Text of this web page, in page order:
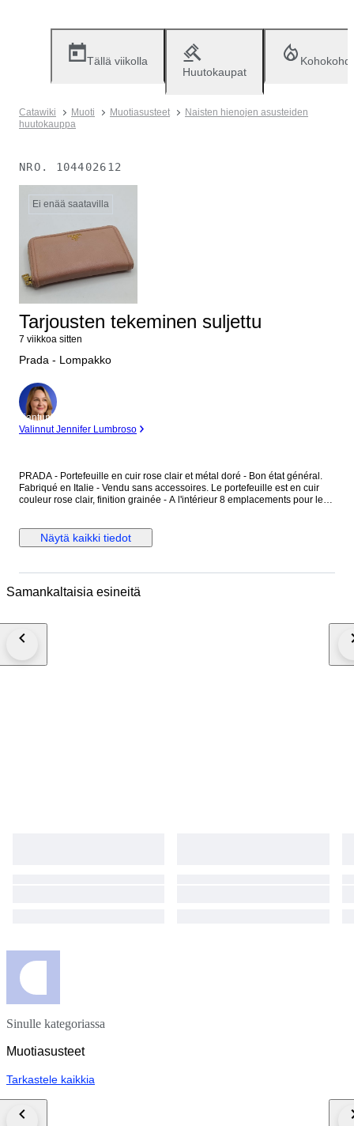
Tällä viikolla
Huutokaupat
Catawiki Muoti Muotiasusteet
Naisten hienojen asusteiden
huutokauppa
NRO. 104402612
Ei enää saatavilla
Tarjousten tekeminen suljettu
7 viikkoa sitten
Prada - Lompakko
asiantuntija
Valinnut Jennifer Lumbroso
PRADA - Portefeuille en cuir rose clair et métal doré - Bon état général.
Fabriqué en Italie - Vendu sans accessoires. Le portefeuille est en cuir
couleur rose clair, finition grainée - A l'intérieur 8 emplacements pour les
portefeuille. Dimensions : Hauteur 11 cm - Largeur 19 cm - Epaisseur
fermé 2,9 cm - Epaisseur ouvert 11 cm - Pièce en métal doré : 1,9 cm x
prendre en compte les photos.
Näytä kaikki tiedot
Samankaltaisia esineitä
Sinulle kategoriassa
Muotiasusteet
Tarkastele kaikkia